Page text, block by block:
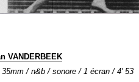
VANDERBEEK
35mm / n&b / sonore / 1 écran / 4' 53